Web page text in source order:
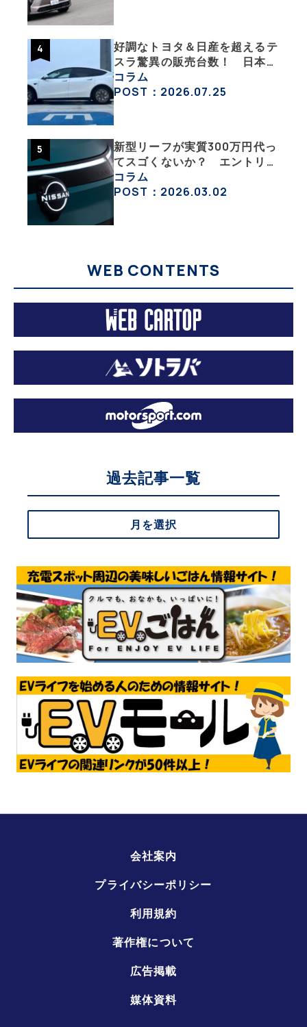
好調なトヨタ＆日産を超えるテ
スラ驚異の販売台数！ 日本の
EV市場はますます拡大
コラム
POST：2026.07.25
新型リーフが実質300万円代っ
てスゴくないか？ エントリー
グレード「B5」の中身を詳細
チェックした
コラム
POST：2026.03.02
WEB CONTENTS
過去記事一覧
月を選択
会社案内
プライバシーポリシー
利用規約
著作権について
広告掲載
媒体資料